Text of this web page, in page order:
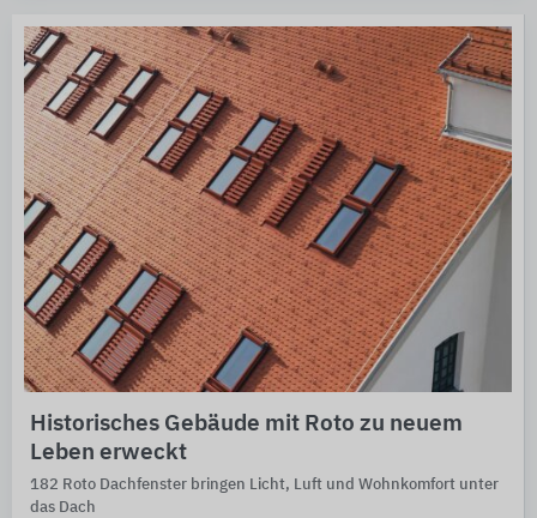
Historisches Gebäude mit Roto zu neuem
Leben erweckt
182 Roto Dachfenster bringen Licht, Luft und Wohnkomfort unter
das Dach